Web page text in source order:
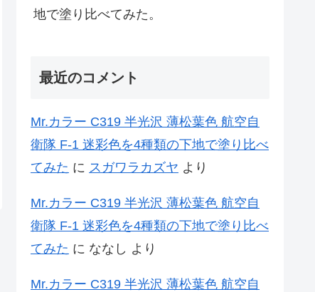
地で塗り比べてみた。
最近のコメント
Mr.カラー C319 半光沢 薄松葉色 航空自
衛隊 F-1 迷彩色を4種類の下地で塗り比べ
てみた に スガワラカズヤ より
Mr.カラー C319 半光沢 薄松葉色 航空自
衛隊 F-1 迷彩色を4種類の下地で塗り比べ
てみた に ななし より
Mr.カラー C319 半光沢 薄松葉色 航空自